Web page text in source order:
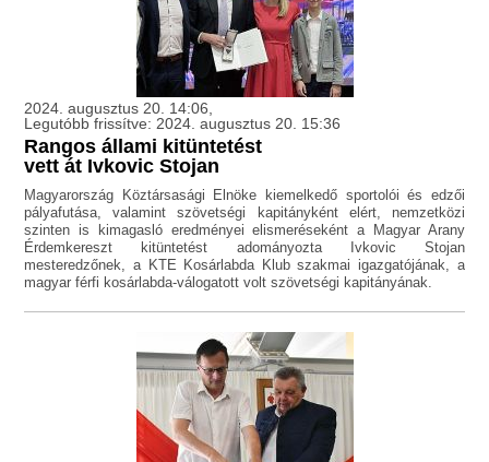
2024. augusztus 20. 14:06,
Legutóbb frissítve: 2024. augusztus 20. 15:36
Rangos állami kitüntetést
vett át Ivkovic Stojan
Magyarország Köztársasági Elnöke kiemelkedő sportolói és edzői
pályafutása, valamint szövetségi kapitányként elért, nemzetközi
szinten is kimagasló eredményei elismeréseként a Magyar Arany
Érdemkereszt kitüntetést adományozta Ivkovic Stojan
mesteredzőnek, a KTE Kosárlabda Klub szakmai igazgatójának, a
magyar férfi kosárlabda-válogatott volt szövetségi kapitányának.